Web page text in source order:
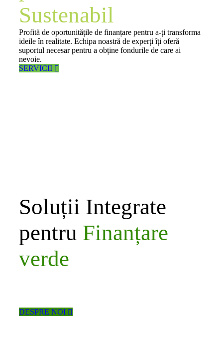
Sustenabil
Profită de oportunitățile de finanțare pentru a-ți transforma
ideile în realitate. Echipa noastră de experți îți oferă
suportul necesar pentru a obține fondurile de care ai
nevoie.
SERVICII
Soluții Integrate
pentru Finanțare
verde
DESPRE NOI